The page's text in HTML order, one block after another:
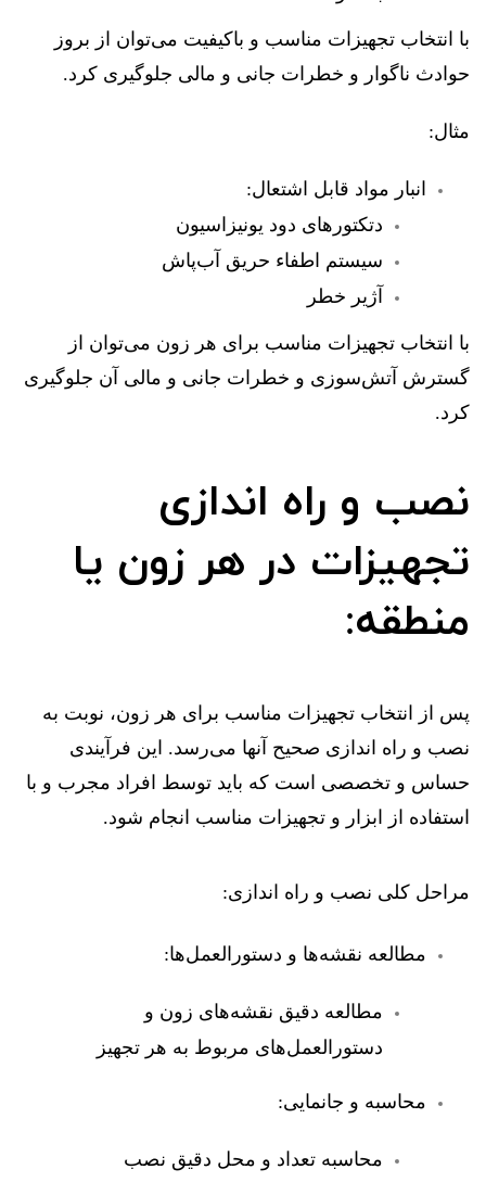
با انتخاب تجهیزات مناسب و باکیفیت می‌توان از بروز
حوادث ناگوار و خطرات جانی و مالی جلوگیری کرد.
مثال:
انبار مواد قابل اشتعال:
دتکتورهای دود یونیزاسیون
سیستم اطفاء حریق آب‌پاش
آژیر خطر
با انتخاب تجهیزات مناسب برای هر زون می‌توان از
گسترش آتش‌سوزی و خطرات جانی و مالی آن جلوگیری
کرد.
نصب و راه اندازی
تجهیزات در هر زون یا
منطقه:
پس از انتخاب تجهیزات مناسب برای هر زون، نوبت به
نصب و راه اندازی صحیح آنها می‌رسد. این فرآیندی
حساس و تخصصی است که باید توسط افراد مجرب و با
استفاده از ابزار و تجهیزات مناسب انجام شود.
مراحل کلی نصب و راه اندازی:
مطالعه نقشه‌ها و دستورالعمل‌ها:
مطالعه دقیق نقشه‌های زون و
دستورالعمل‌های مربوط به هر تجهیز
محاسبه و جانمایی:
محاسبه تعداد و محل دقیق نصب